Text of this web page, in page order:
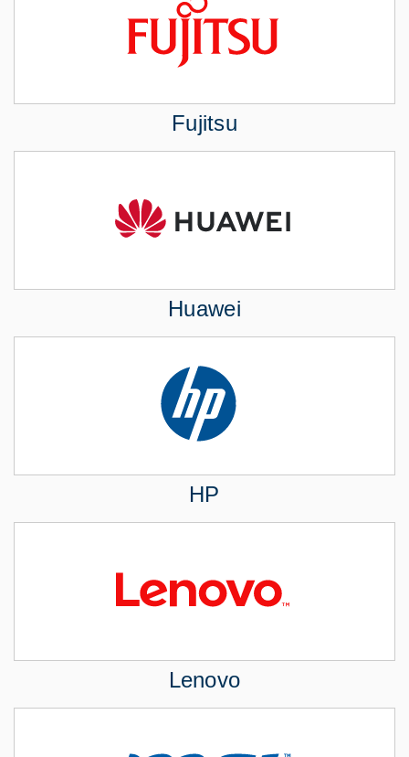
Fujitsu
Huawei
HP
Lenovo